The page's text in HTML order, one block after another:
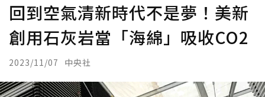
回到空氣清新時代不是夢！美新
創用石灰岩當「海綿」吸收CO2
2023/11/07 中央社